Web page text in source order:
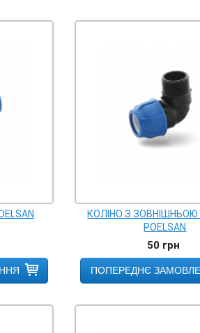
КОЛІНО З ЗОВНІШНЬОЮ
POELSAN
50 грн
ПОПЕРЕДНЄ